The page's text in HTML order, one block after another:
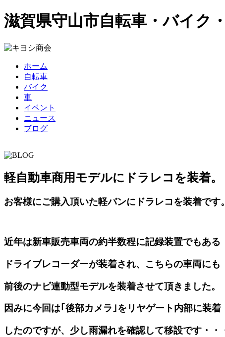
滋賀県守山市自転車・バイク
ホーム
自転車
バイク
車
イベント
ニュース
ブログ
軽自動車商用モデルにドラレコを装着。
お客様にご購入頂いた軽バンにドラレコを装着です。
近年は新車販売車両の約半数程に記録装置でもある
ドライブレコーダーが装着され、こちらの車両にも
前後のナビ連動型モデルを装着させて頂きました。
因みに今回は｢後部カメラ｣をリヤゲート内部に装着
したのですが、少し雨漏れを確認して移設です・・